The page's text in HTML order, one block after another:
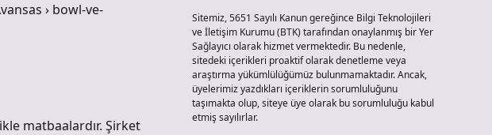
› bowl-ve-
matbaalardır. Şirket
Sitemiz, 5651 Sayılı Kanun gereğince Bilgi Teknolojileri
ve İletişim Kurumu (BTK) tarafından onaylanmış bir Yer
Sağlayıcı olarak hizmet vermektedir. Bu nedenle,
sitedeki içerikleri proaktif olarak denetleme veya
araştırma yükümlülüğümüz bulunmamaktadır. Ancak,
üyelerimiz yazdıkları içeriklerin sorumluluğunu
taşımakta olup, siteye üye olarak bu sorumluluğu kabul
etmiş sayılırlar.